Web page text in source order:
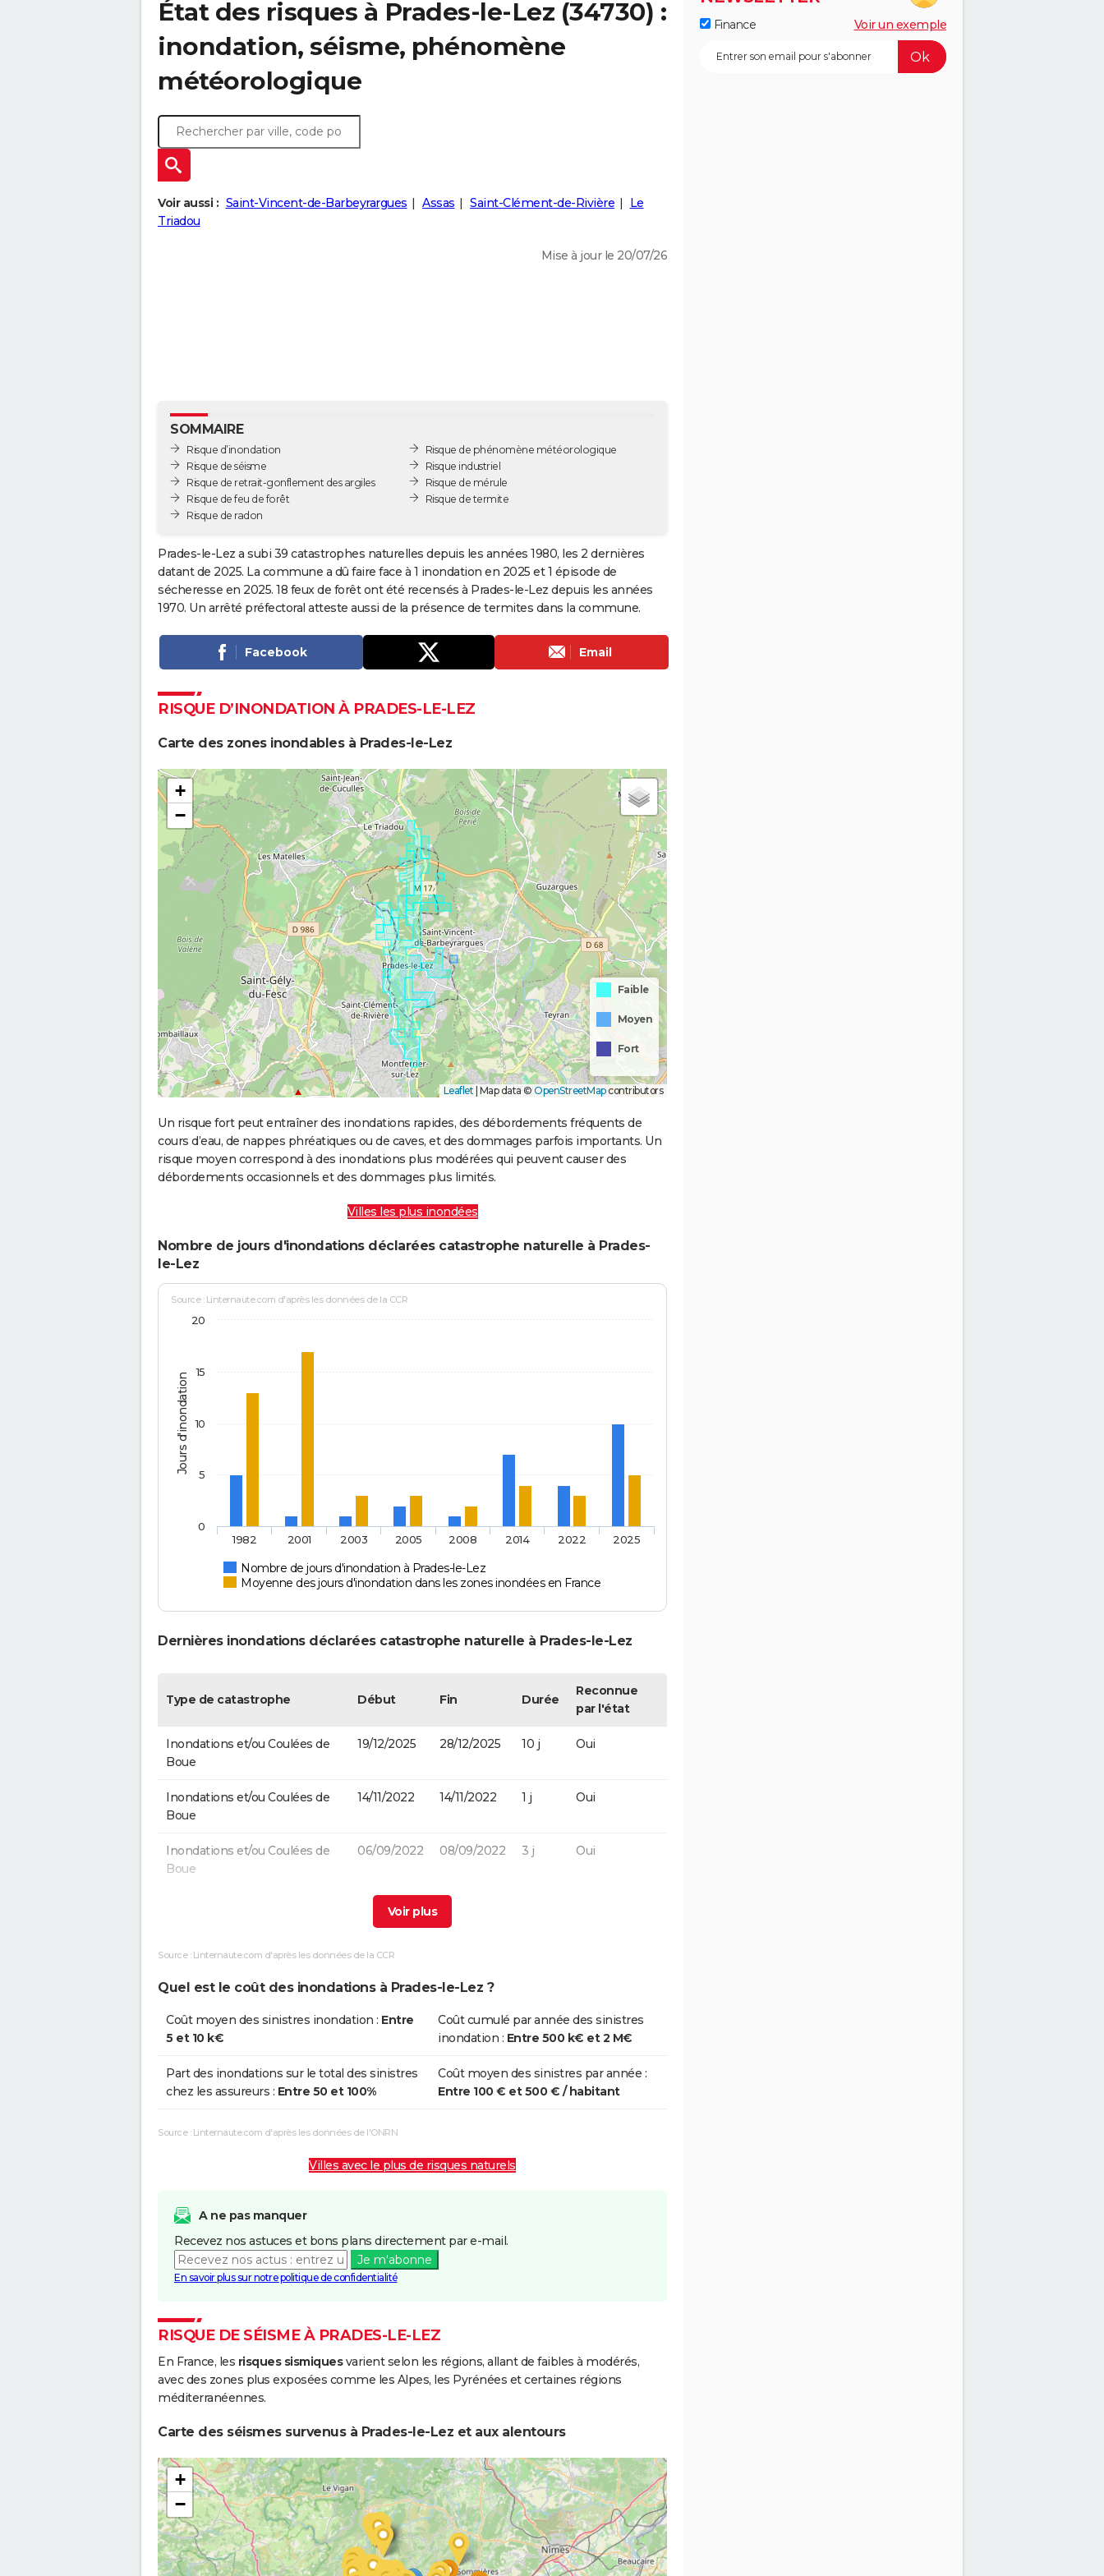
État des risques à Prades-le-Lez (34730) :
inondation, séisme, phénomène
météorologique
Voir aussi : Saint-Vincent-de-Barbeyrargues Assas Saint-Clément-de-Rivière
Le
Triadou
Mise à jour le 20/07/26
SOMMAIRE
Risque d’inondation
Risque de séisme
Risque de retrait-gonflement des argiles
Risque de feu de forêt
Risque de radon
Risque de phénomène météorologique
Risque industriel
Risque de mérule
Risque de termite
Prades-le-Lez a subi 39 catastrophes naturelles depuis les années 1980, les 2 dernières
datant de 2025. La commune a dû faire face à 1 inondation en 2025 et 1 épisode de
sécheresse en 2025. 18 feux de forêt ont été recensés à Prades-le-Lez depuis les années
1970. Un arrêté préfectoral atteste aussi de la présence de termites dans la commune.
Facebook Email
RISQUE D’INONDATION À PRADES-LE-LEZ
Carte des zones inondables à Prades-le-Lez
+
−
Faible
Moyen
Fort
Leaflet | Map data ©OpenStreetMapcontributors
Un risque fort peut entraîner des inondations rapides, des débordements fréquents de
cours d’eau, de nappes phréatiques ou de caves, et des dommages parfois importants. Un
risque moyen correspond à des inondations plus modérées qui peuvent causer des
débordements occasionnels et des dommages plus limités.
Villes les plus inondées
Nombre de jours d'inondations déclarées catastrophe naturelle à Prades-
le-Lez
Jours d'inondation
Source : Linternaute.com d'après les données de la CCR
Nombre de jours d'inondation à Prades-le-Lez
Moyenne des jours d'inondation dans les zones inondées en France
1982 2001 2003 2005 2008 2014 2022 2025
0
5
10
15
20
Dernières inondations déclarées catastrophe naturelle à Prades-le-Lez
Type de catastrophe Début Fin Durée
Reconnue
par l'état
Inondations et/ou Coulées de
Boue
19/12/2025 28/12/2025 10 j Oui
Inondations et/ou Coulées de
Boue
14/11/2022 14/11/2022 1 j Oui
Inondations et/ou Coulées de
Boue
06/09/2022 08/09/2022 3 j Oui
06/10/2014 07/10/2014
Inondations et/ou Coulées de
29/09/2014
Boue
Boue
Boue
Inondations et/ou Coulées de
03/12/2003 03/12/2003
Inondations et/ou Coulées de
Boue
Inondations et/ou Coulées de
06/11/1982
Source : Linternaute.com d'après les données de la CCR
Quel est le coût des inondations à Prades-le-Lez ?
Coût moyen des sinistres inondation : Entre
5 et 10 k€
Coût cumulé par année des sinistres
inondation : Entre 500 k€ et 2 M€
Part des inondations sur le total des sinistres
chez les assureurs : Entre 50 et 100%
Coût moyen des sinistres par année :
Entre 100 € et 500 € / habitant
Source : Linternaute.com d'après les données de l'ONRN
Villes avec le plus de risques naturels
A ne pas manquer
Recevez nos astuces et bons plans directement par e-mail.
Je m'abonne
En savoir plus sur notre politique de confidentialité
RISQUE DE SÉISME À PRADES-LE-LEZ
En France, les risques sismiquesvarient selon les régions, allant de faibles à modérés,
avec des zones plus exposées comme les Alpes, les Pyrénées et certaines régions
méditerranéennes.
Carte des séismes survenus à Prades-le-Lez et aux alentours
+
−
Finance Voir un exemple